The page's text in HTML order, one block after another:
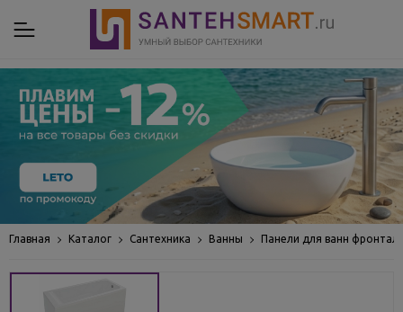
Главная Каталог Сантехника Ванны Панели для ванн